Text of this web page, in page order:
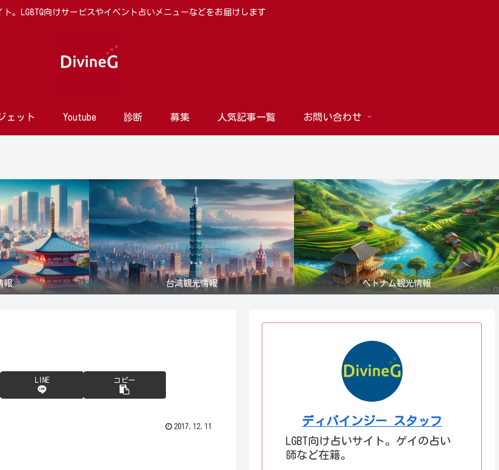
ト。LGBTQ向けサービスやイベント占いメニューなどをお届けします
ェット Youtube 診断 募集 人気記事一覧 お問い合わせ
報 台湾観光情報 ベトナム観光情報
LINE コピー
2017.12.11 ディバインジー スタッフ
LGBT向け占いサイト。ゲイの占い
師など在籍。